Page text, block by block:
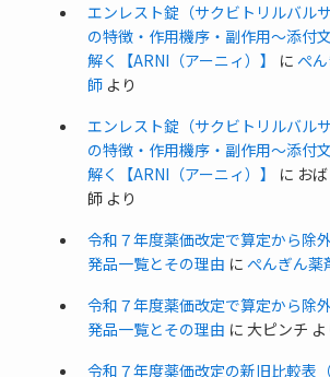
エンレスト錠（サクビトリルバルサ
の特徴・作用機序・副作用〜添付
解く【ARNI（アーニィ）】
に ぺ
師 より
エンレスト錠（サクビトリルバルサ
の特徴・作用機序・副作用〜添付
解く【ARNI（アーニィ）】
に お
師 より
令和７年度薬価改定で算定から除
発品一覧とその理由 に ぺんぎん薬
令和７年度薬価改定で算定から除
発品一覧とその理由 に 大ピンチ よ
令和７年度薬価改定の新旧比較表